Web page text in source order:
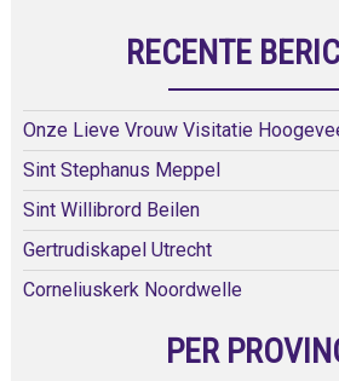
RECENTE
Onze Lieve Vrouw Visitatie
Sint Stephanus Meppel
Sint Willibrord Beilen
Gertrudiskapel Utrecht
Corneliuskerk Noordwelle
PER